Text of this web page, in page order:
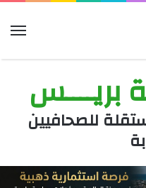
بريــــس
للصحافيين